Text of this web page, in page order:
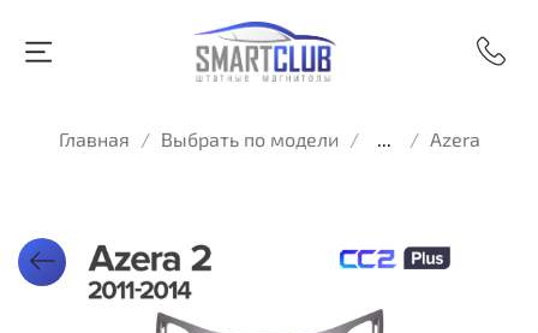
Главная Выбрать по модели ... Azera